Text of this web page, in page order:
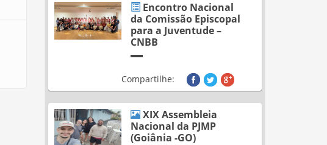
Encontro Nacional
da Comissão Episcopal
para a Juventude –
CNBB
Compartilhe:
XIX Assembleia
Nacional da PJMP
(Goiânia -GO)